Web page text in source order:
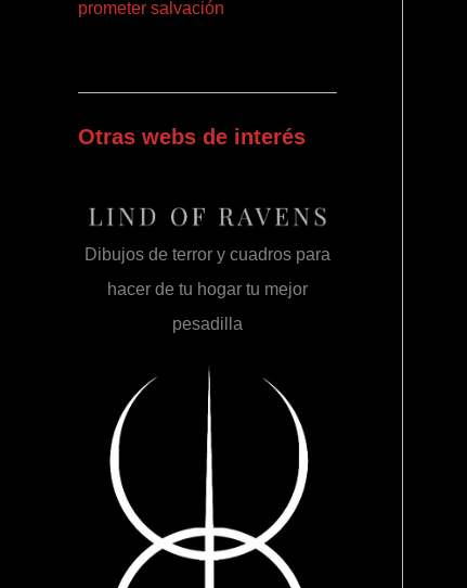
prometer salvación
Otras webs de interés
Dibujos de terror y cuadros para
hacer de tu hogar tu mejor
pesadilla